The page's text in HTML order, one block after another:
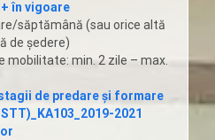
în vigoare
săptămână (sau orice altă
de şedere)
mobilitate: min. 2 zile – max.
de predare și formare
2021